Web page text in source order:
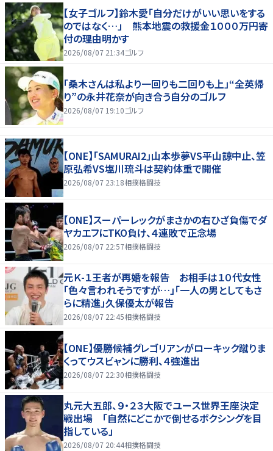
【女子ゴルフ】鈴木愛「自分だけがいい思いをする
のではなく…」 熊本地震の救援金１０００万円寄
付の理由明かす
2026/08/07 21:34ゴルフ
「桑木さんは私より一回りも二回りも上」“全英帰
り”の永井花奈が向き合う自分のゴルフ
2026/08/07 19:10ゴルフ
【ONE】「SAMURAI2」山本歩夢VS平山諒中止、笠
原弘希VS塩川琉斗は契約体重で開催
2026/08/07 23:18相撲格闘技
【ONE】スーパーレックがまさかの右ひざ負傷でダ
ヤカエフにTKO負け、４連敗で正念場
2026/08/07 22:57相撲格闘技
元Ｋ-１王者が再婚を報告 お相手は１０代女性
「色々言われそうですが…」「一人の男としてもさ
らに精進」久保優太が報告
2026/08/07 22:45相撲格闘技
【ONE】優勝候補グレゴリアンがローキック蹴りま
くってウスビャンに勝利、４強進出
2026/08/07 22:30相撲格闘技
丸元大五郎、９・２３大阪でユース世界王座決定
戦出場 「自然にどこかで倒せるボクシングを目
指している」
2026/08/07 20:44相撲格闘技